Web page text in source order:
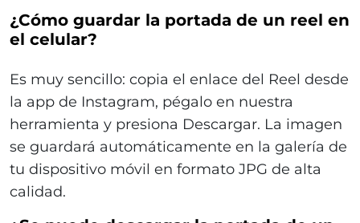
¿Cómo guardar la portada de un reel en
el celular?
Es muy sencillo: copia el enlace del Reel desde
la app de Instagram, pégalo en nuestra
herramienta y presiona Descargar. La imagen
se guardará automáticamente en la galería de
tu dispositivo móvil en formato JPG de alta
calidad.